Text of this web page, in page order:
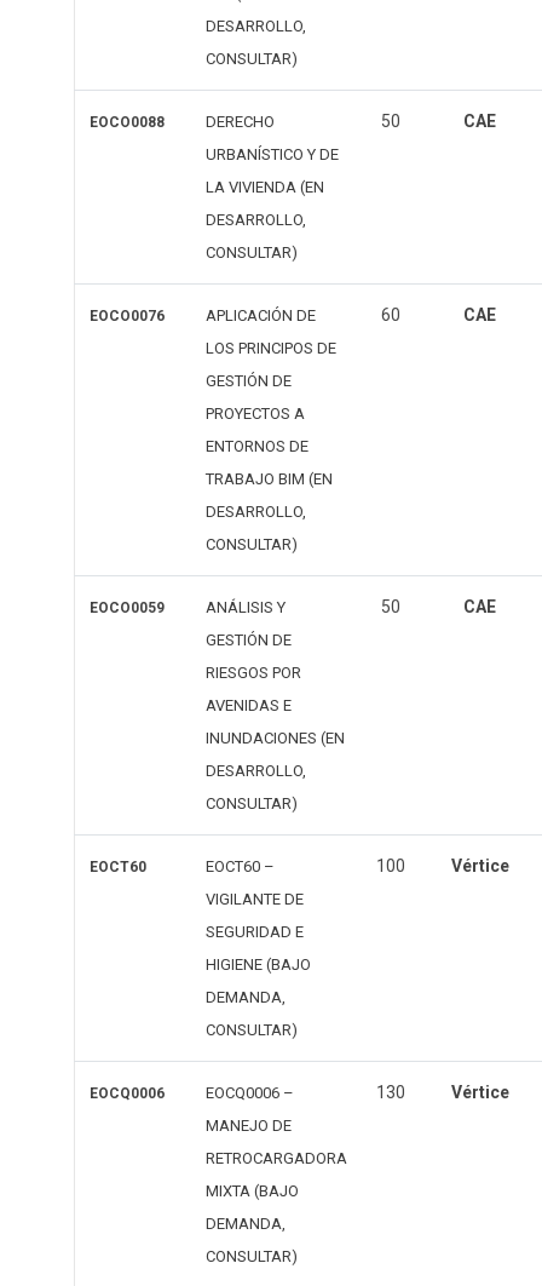
DESARROLLO,
CONSULTAR)
EOCO0088
DERECHO
URBANÍSTICO Y DE
LA VIVIENDA (EN
DESARROLLO,
CONSULTAR)
50 CAE
EOCO0076
APLICACIÓN DE
LOS PRINCIPOS DE
GESTIÓN DE
PROYECTOS A
ENTORNOS DE
TRABAJO BIM (EN
DESARROLLO,
CONSULTAR)
60 CAE
EOCO0059
ANÁLISIS Y
GESTIÓN DE
RIESGOS POR
AVENIDAS E
INUNDACIONES (EN
DESARROLLO,
CONSULTAR)
50 CAE
EOCT60
EOCT60 –
VIGILANTE DE
SEGURIDAD E
HIGIENE (BAJO
DEMANDA,
CONSULTAR)
100 Vértice
EOCQ0006
EOCQ0006 –
MANEJO DE
RETROCARGADORA
MIXTA (BAJO
DEMANDA,
CONSULTAR)
130 Vértice